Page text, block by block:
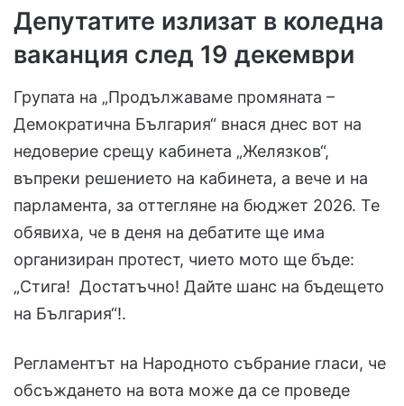
Депутатите излизат в коледна
ваканция след 19 декември
Групата на „Продължаваме промяната –
Демократична България“ внася днес вот на
недоверие срещу кабинета „Желязков“,
въпреки решението на кабинета, а вече и на
парламента, за оттегляне на бюджет 2026. Те
обявиха, че в деня на дебатите ще има
организиран протест, чието мото ще бъде:
„Стига! Достатъчно! Дайте шанс на бъдещето
на България“!.
Регламентът на Народното събрание гласи, че
обсъждането на вота може да се проведе